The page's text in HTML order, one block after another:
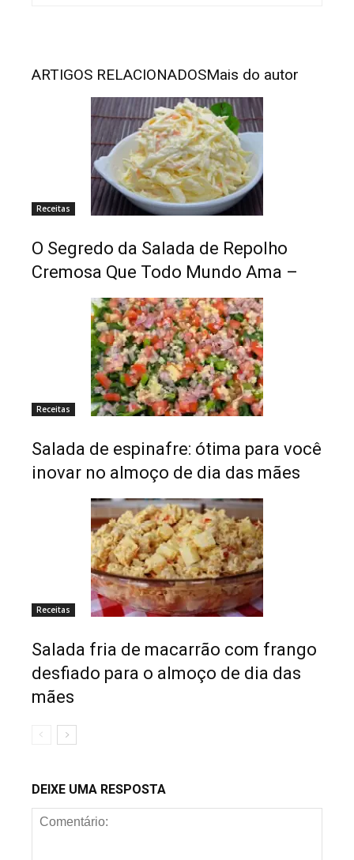
ARTIGOS RELACIONADOSMais do autor
Receitas
O Segredo da Salada de Repolho
Cremosa Que Todo Mundo Ama –
Receitas
Salada de espinafre: ótima para você
inovar no almoço de dia das mães
Receitas
Salada fria de macarrão com frango
desfiado para o almoço de dia das
mães
DEIXE UMA RESPOSTA